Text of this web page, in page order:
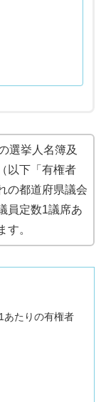
選挙人名簿及
以下「有権者
の都道府県議会
員定数1議席あ
す。
あたりの有権者